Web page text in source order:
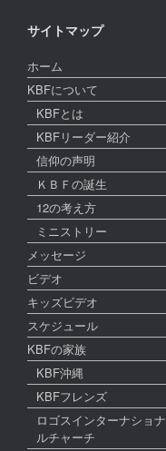
サイトマップ
ホーム
KBFについて
KBFとは
KBFリーダー紹介
信仰の声明
ＫＢＦの誕生
12の考え方
ミニストリー
メッセージ
ビデオ
キッズビデオ
スケジュール
KBFの家族
KBF沖縄
KBFフレンズ
ロゴスインターナショナ
ルチャーチ